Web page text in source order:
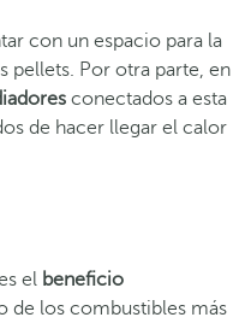
con un espacio para la
pellets. Por otra parte, en
conectados a esta
de hacer llegar el calor
el beneficio
de los combustibles más